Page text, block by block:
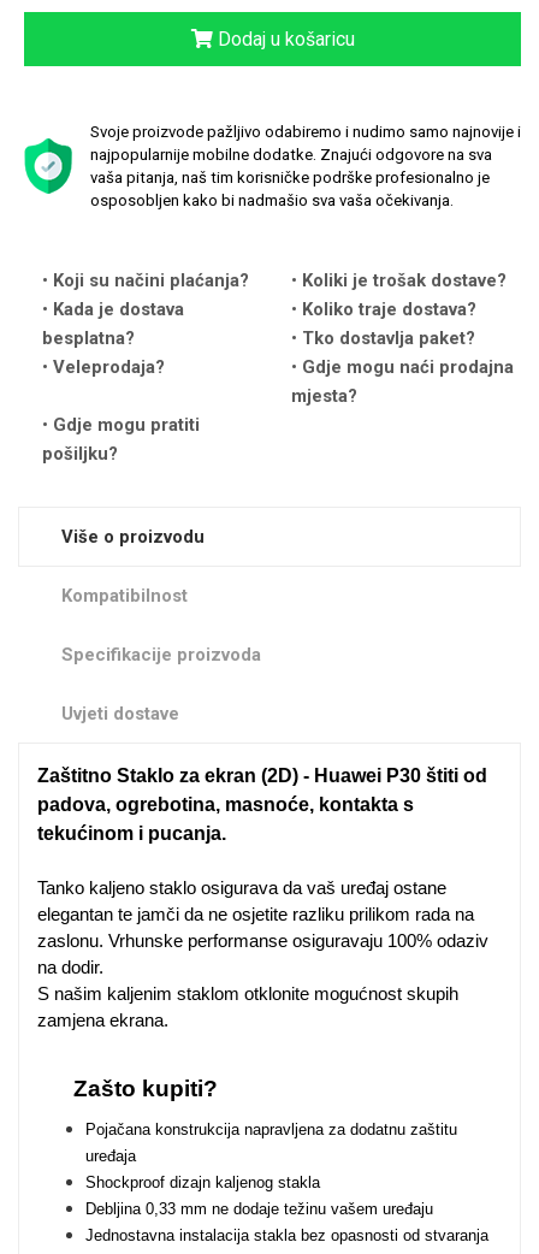
Dodaj u košaricu
Svoje proizvode pažljivo odabiremo i nudimo samo najnovije i
najpopularnije mobilne dodatke. Znajući odgovore na sva
vaša pitanja, naš tim korisničke podrške profesionalno je
osposobljen kako bi nadmašio sva vaša očekivanja.
Koji su načini plaćanja?
Koliki je trošak dostave?
Kada je dostava
besplatna?
Koliko traje dostava?
Tko dostavlja paket?
Veleprodaja?
Gdje mogu naći prodajna
mjesta?
Gdje mogu pratiti
pošiljku?
Više o proizvodu
Kompatibilnost
Specifikacije proizvoda
Uvjeti dostave
Zaštitno Staklo za ekran (2D) - Huawei P30 štiti od
padova, ogrebotina, masnoće, kontakta s
tekućinom i pucanja.
Tanko kaljeno staklo osigurava da vaš uređaj ostane
elegantan te jamči da ne osjetite razliku prilikom rada na
zaslonu. Vrhunske performanse osiguravaju 100% odaziv
na dodir.
S našim kaljenim staklom otklonite mogućnost skupih
zamjena ekrana.
Zašto kupiti?
Pojačana konstrukcija napravljena za dodatnu zaštitu
uređaja
Shockproof dizajn kaljenog stakla
Debljina 0,33 mm ne dodaje težinu vašem uređaju
Jednostavna instalacija stakla bez opasnosti od stvaranja
Quotes Collection Cirkus
Svijet životinja Auto - Moto motivi